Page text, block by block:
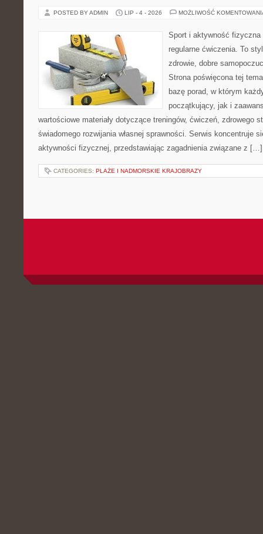
POSTED BY ADMIN LIP - 4 - 2026 MOŻLIWOŚĆ
Sport i aktywność
regularne ćwiczenia. To
zdrowie, dobre
Strona poświęcona tej
bazę porad, w którym
początkujący, jak i
wartościowe materiały dotyczące treningów, ćwiczeń, zdrowego
świadomego rozwijania własnej sprawności. Serwis koncentruje
aktywności fizycznej, przedstawiając zagadnienia związane z […]
CATEGORIES: PLAŻE I NADMORSKIE KRAJOBRAZY